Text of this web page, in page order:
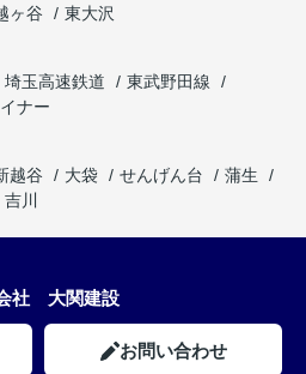
ヶ谷
東大沢
埼玉高速鉄道
東武野田線
ナー
越谷 大袋 せんげん台
蒲生
吉川
社 大関建設
お問い合わせ